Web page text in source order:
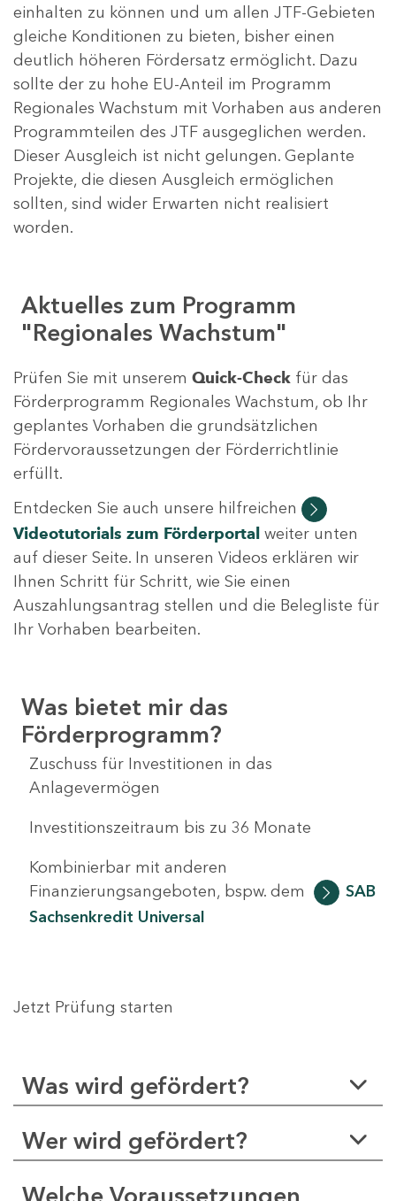
einhalten zu können und um allen JTF-Gebieten
gleiche Konditionen zu bieten, bisher einen
deutlich höheren Fördersatz ermöglicht. Dazu
sollte der zu hohe EU-Anteil im Programm
Regionales Wachstum mit Vorhaben aus anderen
Programmteilen des JTF ausgeglichen werden.
Dieser Ausgleich ist nicht gelungen. Geplante
Projekte, die diesen Ausgleich ermöglichen
sollten, sind wider Erwarten nicht realisiert
worden.
Aktuelles zum Programm
"Regionales Wachstum"
Prüfen Sie mit unserem Quick-Check für das
Förderprogramm Regionales Wachstum, ob Ihr
geplantes Vorhaben die grundsätzlichen
Fördervoraussetzungen der Förderrichtlinie
erfüllt.
Entdecken Sie auch unsere hilfreichen
Videotutorials zum Förderportal weiter unten
auf dieser Seite. In unseren Videos erklären wir
Ihnen Schritt für Schritt, wie Sie einen
Auszahlungsantrag stellen und die Belegliste für
Ihr Vorhaben bearbeiten.
Was bietet mir das
Förderprogramm?
Zuschuss für Investitionen in das
Anlagevermögen
Investitionszeitraum bis zu 36 Monate
Kombinierbar mit anderen
Finanzierungsangeboten, bspw. dem
SAB
Sachsenkredit Universal
Jetzt Prüfung starten
Was wird gefördert?
Wer wird gefördert?
Welche Voraussetzungen